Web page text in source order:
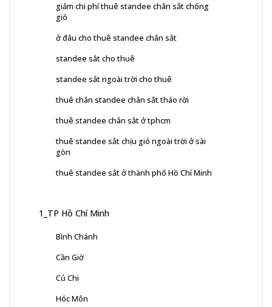
giảm chi phí thuê standee chân sắt chống
gió
ở đâu cho thuê standee chân sắt
standee sắt cho thuê
standee sắt ngoài trời cho thuê
thuê chân standee chân sắt tháo rời
thuê standee chân sắt ở tphcm
thuê standee sắt chịu gió ngoài trời ở sài
gòn
thuê standee sắt ở thành phố Hồ Chí Minh
1_TP Hồ Chí Minh
Bình Chánh
Cần Giờ
Củ Chi
Hóc Môn